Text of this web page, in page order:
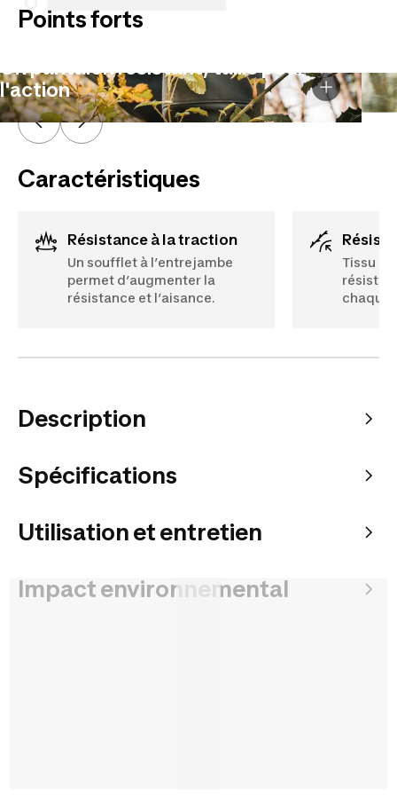
Points forts
Un pantalon résistant, taillé pour
l'action
Caractéristiques
Résistance à la traction
Un soufflet à l’entrejambe
permet d’augmenter la
résistance et l’aisance.
Tissu et
chaque
Description
Spécifications
Utilisation et entretien
Impact environnemental